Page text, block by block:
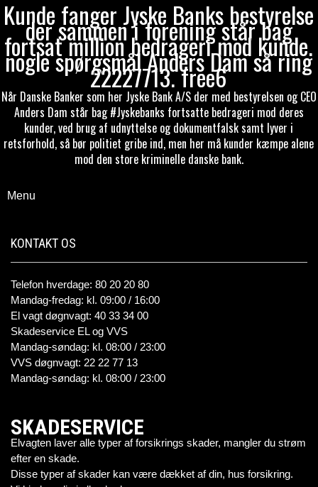
Kunde fanger Jyske Banks bestyrelse
der sammen i forening står bag
fortsat million bedrageri mod kunde.
nogle spørgsmål Anders Dam så ring
22227713. free6
Når Danske Banker som her Jyske Bank A/S der med bestyrelsen og CEO
Anders Dam står bag #Jyskebanks fortsatte bedrageri mod deres
kunder, ved brug af udnyttelse og dokumentfalsk samt lyver i
retsforhold, så bør politiet gribe ind, men her må kunder kæmpe alene
mod den store kriminelle danske bank.
Menu
KONTAKT OS
Telefon hverdage: 80 20 20 80
Mandag-fredag: kl. 09:00 / 16:00
El vagt døgnvagt: 40 33 34 00
Skadeservice EL og VVS
Mandag-søndag: kl. 08:00 / 23:00
VVS døgnvagt: 22 22 77 13
Mandag-søndag: kl. 08:00 / 23:00
SKADESERVICE
Elvagten laver alle typer af forsikrings skader, mangler du strøm
efter en skade.
Disse typer af skader kan være dækket af din, hus forsikring.